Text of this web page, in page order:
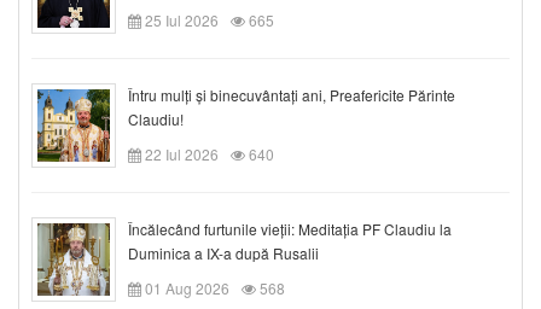
25 Iul 2026
665
Întru mulți și binecuvântați ani, Preafericite Părinte
Claudiu!
22 Iul 2026
640
Încălecând furtunile vieții: Meditația PF Claudiu la
Duminica a IX-a după Rusalii
01 Aug 2026
568